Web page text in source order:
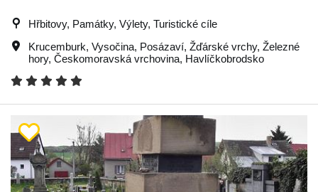
Hřbitovy, Památky, Výlety, Turistické cíle
Krucemburk, Vysočina, Posázaví, Žďárské vrchy, Železné
hory, Českomoravská vrchovina, Havlíčkobrodsko